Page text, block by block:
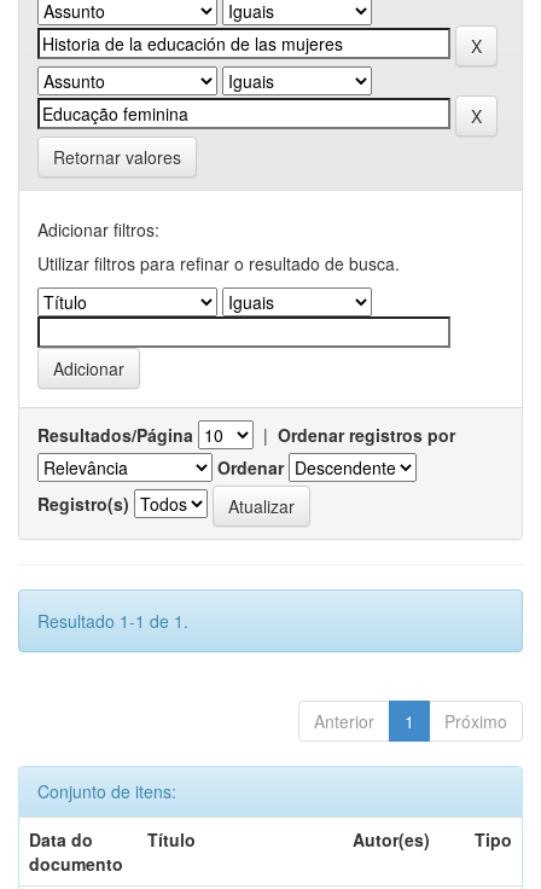
Retornar valores
Adicionar filtros:
Utilizar filtros para refinar o resultado de busca.
Resultados/Página | Ordenar registros por
Ordenar
Registro(s)
Resultado 1-1 de 1.
Anterior 1 Próximo
Conjunto de itens:
Data do
documento
Título Autor(es) Tipo